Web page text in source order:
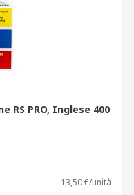
RS PRO, Inglese 400
13,50 €/unità